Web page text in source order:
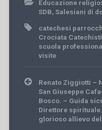
Educazione
SDB, Salesiani di
catechesi
Crociata
scuola
visite
Post
navigation
Renato Ziggiotti –
San Giuseppe
Bosco. – Guida
Direttore
glorioso allievo del